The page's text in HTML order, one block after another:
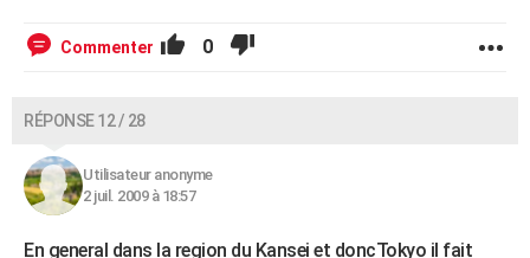
Commenter 0
RÉPONSE 12 / 28
Utilisateur anonyme
2 juil. 2009 à 18:57
En general dans la region du Kansei et doncTokyo il fait